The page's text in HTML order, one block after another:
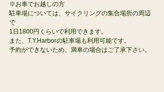
※お車でお越しの方
駐車場については、サイクリングの集合場所の周辺
で
1日1800円くらいで利用できます。
また、T.Y.Harborの駐車場も利用可能です。
予約ができないため、満車の場合はご了承下さい。